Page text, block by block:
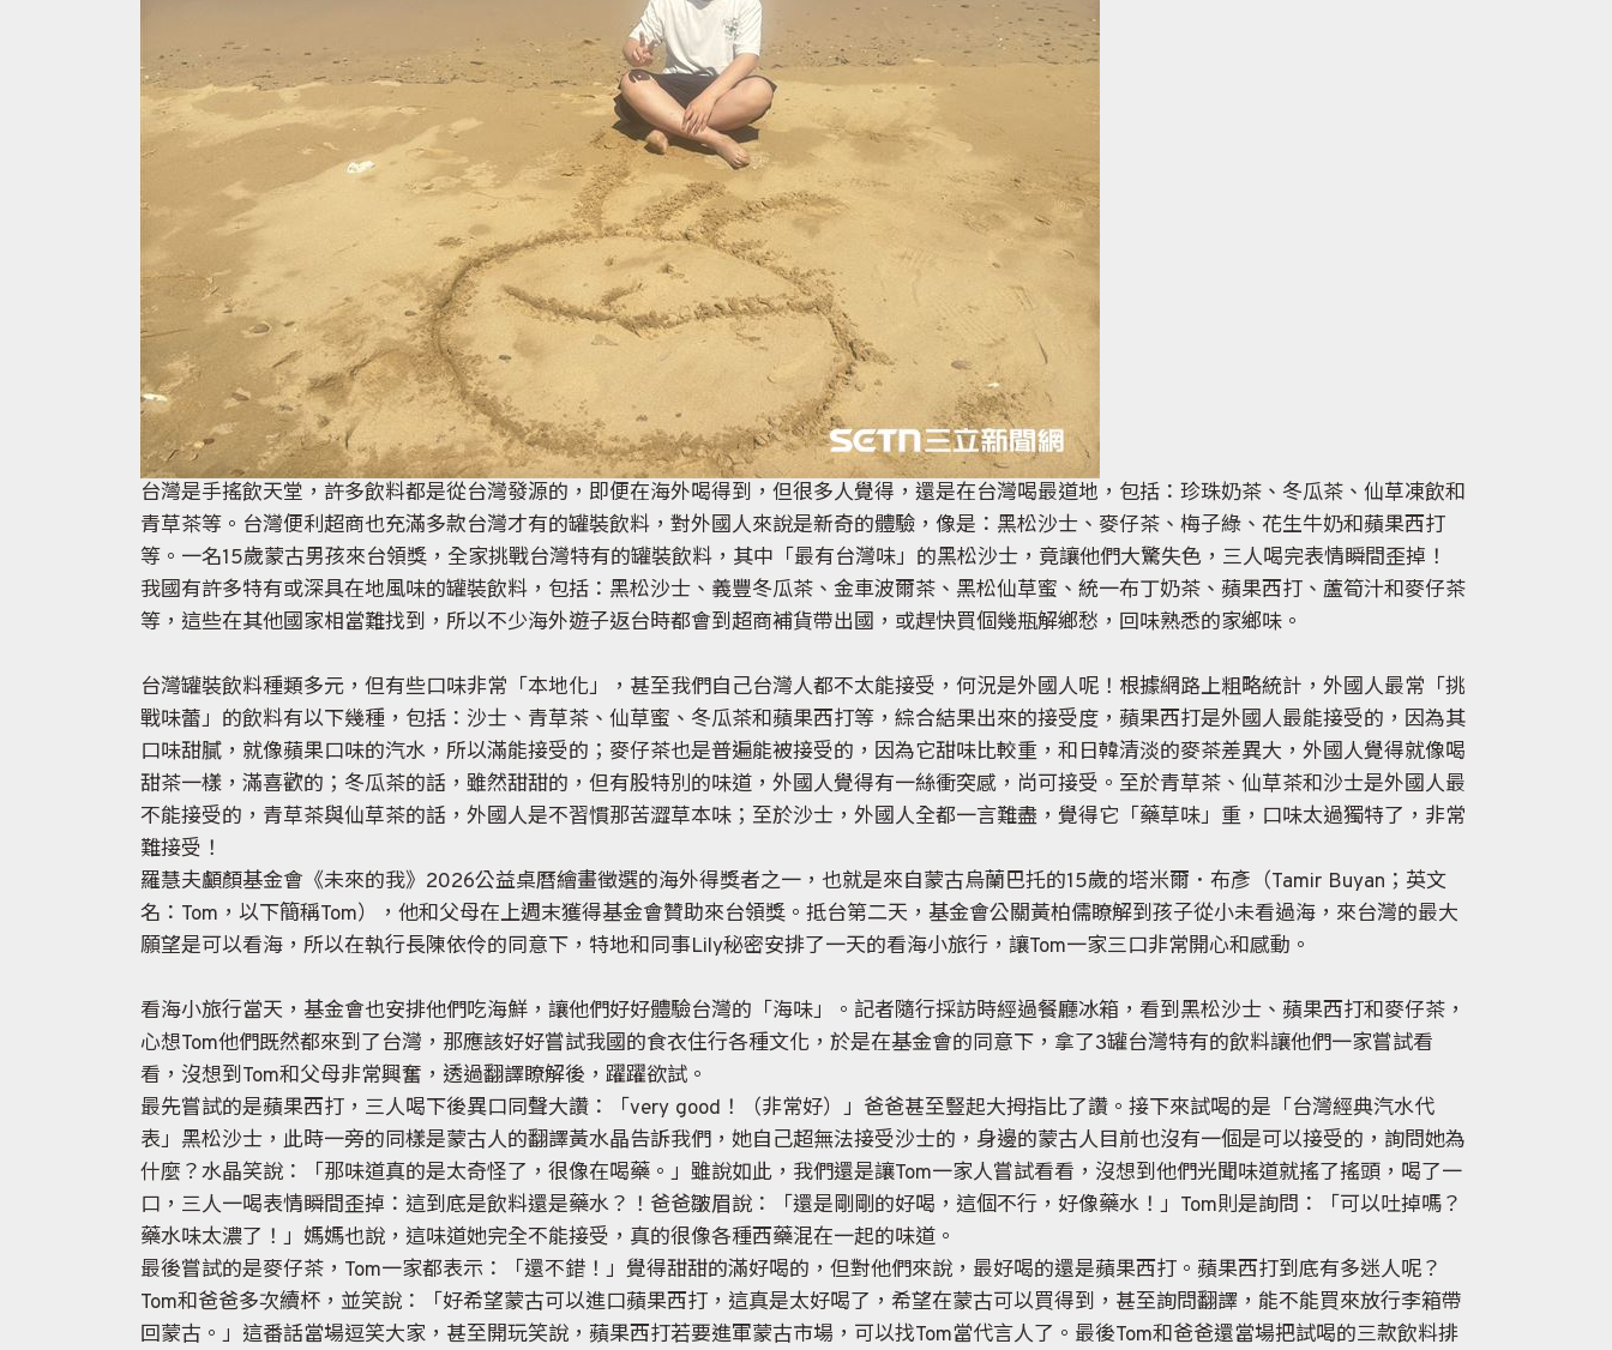
台灣是手搖飲天堂，許多飲料都是從台灣發源的，即便在海外喝得到，但很多人覺得，還是在台灣喝最道地，包括：珍珠奶茶、冬瓜茶、仙草凍飲和
青草茶等。台灣便利超商也充滿多款台灣才有的罐裝飲料，對外國人來說是新奇的體驗，像是：黑松沙士、麥仔茶、梅子綠、花生牛奶和蘋果西打
等。一名15歲蒙古男孩來台領獎，全家挑戰台灣特有的罐裝飲料，其中「最有台灣味」的黑松沙士，竟讓他們大驚失色，三人喝完表情瞬間歪掉！
我國有許多特有或深具在地風味的罐裝飲料，包括：黑松沙士、義豐冬瓜茶、金車波爾茶、黑松仙草蜜、統一布丁奶茶、蘋果西打、蘆筍汁和麥仔茶
等，這些在其他國家相當難找到，所以不少海外遊子返台時都會到超商補貨帶出國，或趕快買個幾瓶解鄉愁，回味熟悉的家鄉味。
台灣罐裝飲料種類多元，但有些口味非常「本地化」，甚至我們自己台灣人都不太能接受，何況是外國人呢！根據網路上粗略統計，外國人最常「挑
戰味蕾」的飲料有以下幾種，包括：沙士、青草茶、仙草蜜、冬瓜茶和蘋果西打等，綜合結果出來的接受度，蘋果西打是外國人最能接受的，因為其
口味甜膩，就像蘋果口味的汽水，所以滿能接受的；麥仔茶也是普遍能被接受的，因為它甜味比較重，和日韓清淡的麥茶差異大，外國人覺得就像喝
甜茶一樣，滿喜歡的；冬瓜茶的話，雖然甜甜的，但有股特別的味道，外國人覺得有一絲衝突感，尚可接受。至於青草茶、仙草茶和沙士是外國人最
不能接受的，青草茶與仙草茶的話，外國人是不習慣那苦澀草本味；至於沙士，外國人全都一言難盡，覺得它「藥草味」重，口味太過獨特了，非常
難接受！
羅慧夫顱顏基金會《未來的我》2026公益桌曆繪畫徵選的海外得獎者之一，也就是來自蒙古烏蘭巴托的15歲的塔米爾．布彥（Tamir Buyan；英文
名：Tom，以下簡稱Tom），他和父母在上週末獲得基金會贊助來台領獎。抵台第二天，基金會公關黃柏儒瞭解到孩子從小未看過海，來台灣的最大
願望是可以看海，所以在執行長陳依伶的同意下，特地和同事Lily秘密安排了一天的看海小旅行，讓Tom一家三口非常開心和感動。
看海小旅行當天，基金會也安排他們吃海鮮，讓他們好好體驗台灣的「海味」。記者隨行採訪時經過餐廳冰箱，看到黑松沙士、蘋果西打和麥仔茶，
心想Tom他們既然都來到了台灣，那應該好好嘗試我國的食衣住行各種文化，於是在基金會的同意下，拿了3罐台灣特有的飲料讓他們一家嘗試看
看，沒想到Tom和父母非常興奮，透過翻譯瞭解後，躍躍欲試。
最先嘗試的是蘋果西打，三人喝下後異口同聲大讚：「very good！（非常好）」爸爸甚至豎起大拇指比了讚。接下來試喝的是「台灣經典汽水代
表」黑松沙士，此時一旁的同樣是蒙古人的翻譯黃水晶告訴我們，她自己超無法接受沙士的，身邊的蒙古人目前也沒有一個是可以接受的，詢問她為
什麼？水晶笑說：「那味道真的是太奇怪了，很像在喝藥。」雖說如此，我們還是讓Tom一家人嘗試看看，沒想到他們光聞味道就搖了搖頭，喝了一
口，三人一喝表情瞬間歪掉：這到底是飲料還是藥水？！爸爸皺眉說：「還是剛剛的好喝，這個不行，好像藥水！」Tom則是詢問：「可以吐掉嗎？
藥水味太濃了！」媽媽也說，這味道她完全不能接受，真的很像各種西藥混在一起的味道。
最後嘗試的是麥仔茶，Tom一家都表示：「還不錯！」覺得甜甜的滿好喝的，但對他們來說，最好喝的還是蘋果西打。蘋果西打到底有多迷人呢？
Tom和爸爸多次續杯，並笑說：「好希望蒙古可以進口蘋果西打，這真是太好喝了，希望在蒙古可以買得到，甚至詢問翻譯，能不能買來放行李箱帶
回蒙古。」這番話當場逗笑大家，甚至開玩笑說，蘋果西打若要進軍蒙古市場，可以找Tom當代言人了。最後Tom和爸爸還當場把試喝的三款飲料排